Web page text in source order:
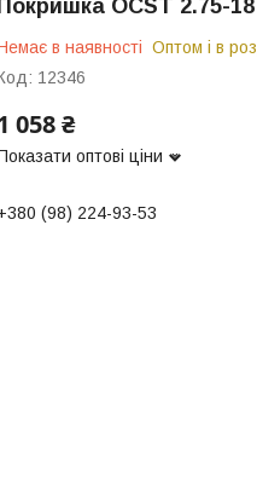
OCST 2.75-18
в наявності Оптом і в
12346
058 ₴
оптові ціни
(98) 224-93-53